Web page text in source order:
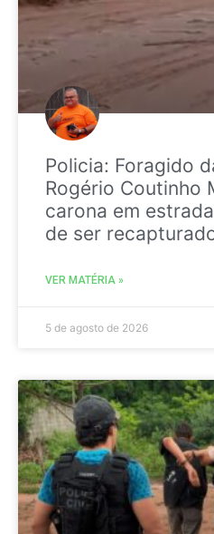
Policia: Foragido
Rogério Coutinho
carona em
de ser
VER MATÉRIA »
5 de agosto de 2026